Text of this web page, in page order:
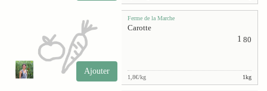
Ajouter
Ferme de la Marche
Carotte
1 80
1,8€/kg 1kg